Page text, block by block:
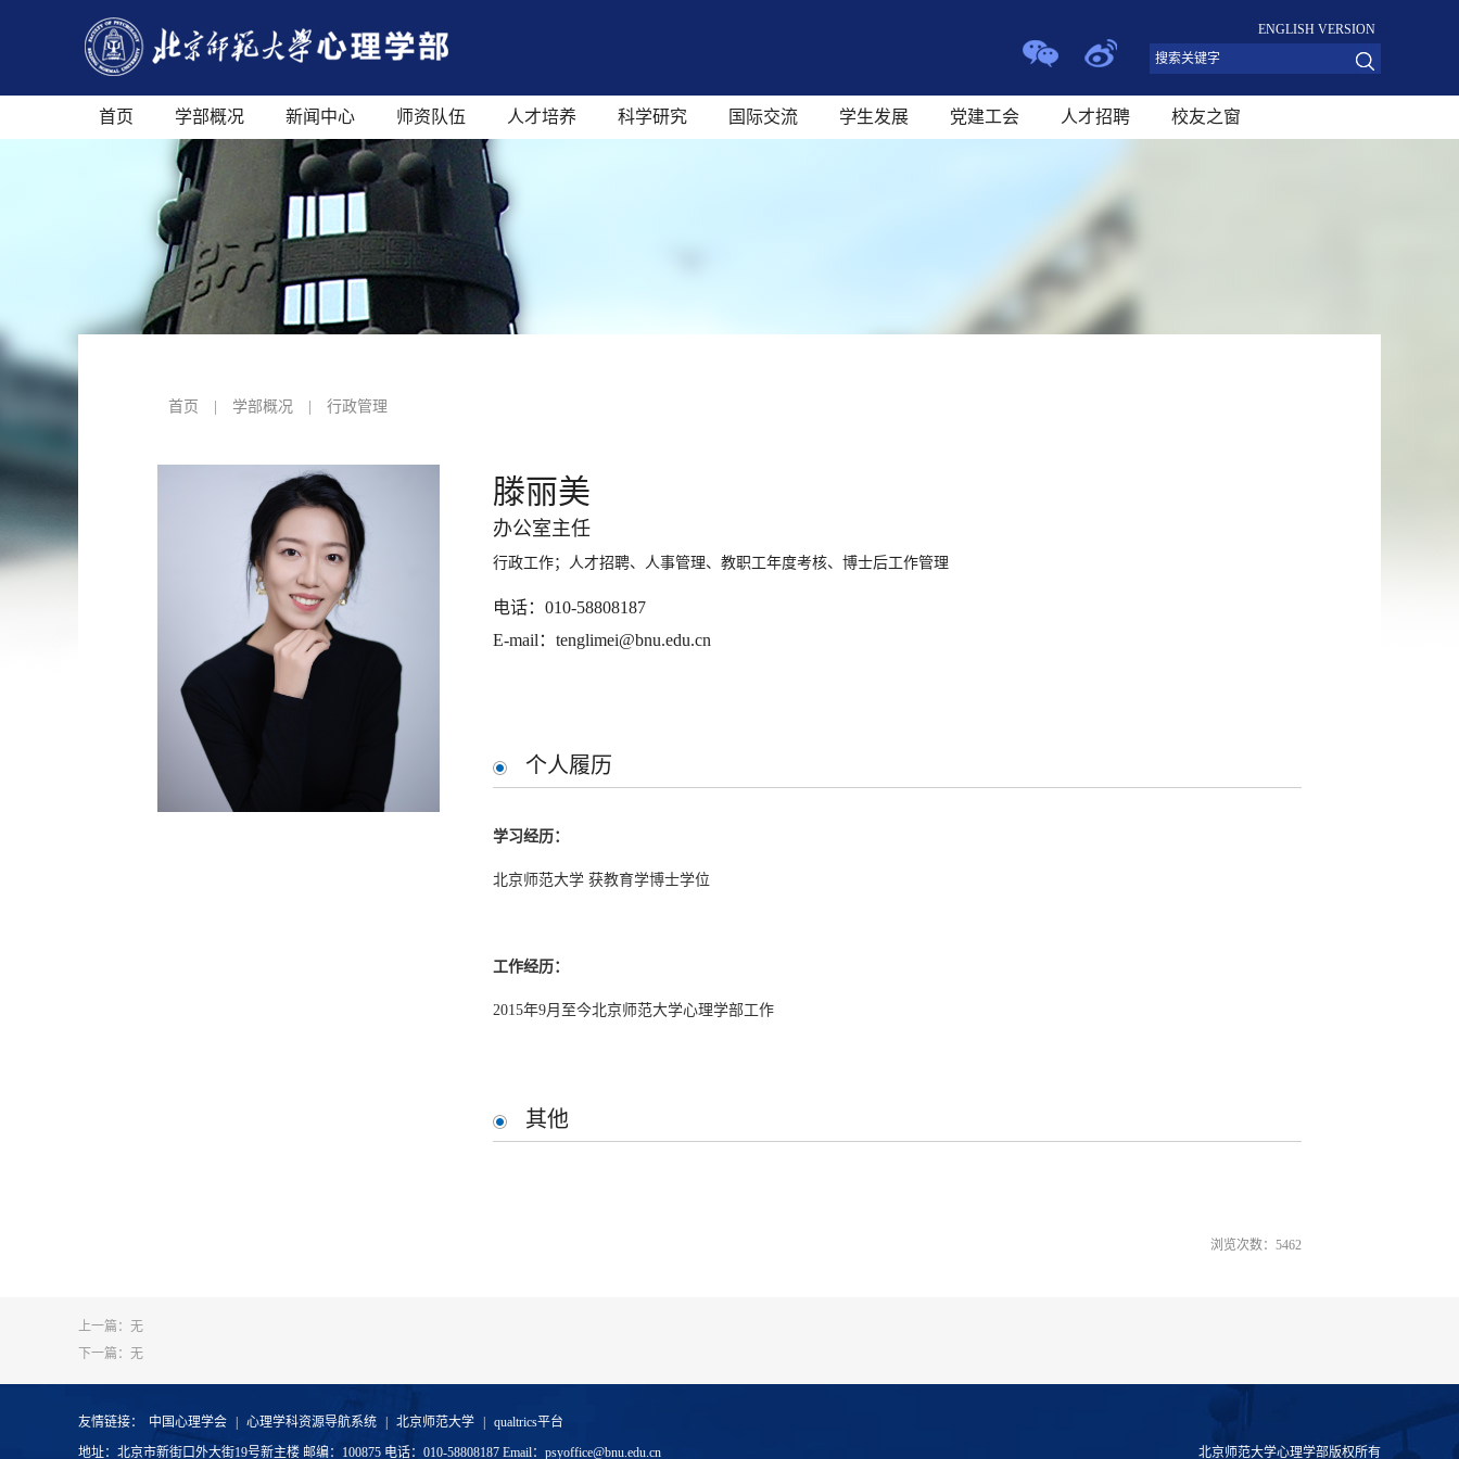
ENGLISH VERSION
首页 学部概况 新闻中心 师资队伍 人才培养 科学研究 国际交流 学生发展 党建工会 人才招聘 校友之窗
首页 学部概况 行政管理
滕丽美
办公室主任
行政工作；人才招聘、人事管理、教职工年度考核、博士后工作管理
电话：010-58808187
E-mail：tenglimei@bnu.edu.cn
个人履历
学习经历：
北京师范大学 获教育学博士学位
工作经历：
2015年9月至今北京师范大学心理学部工作
其他
浏览次数： 5462
上一篇：无
下一篇：无
友情链接： 中国心理学会 心理学科资源导航系统 北京师范大学
qualtrics平台
地址：北京市新街口外大街19号新主楼 邮编：100875 电话：010-58808187 Email：psyoffice@bnu.edu.cn
北京师范大学心理学部版权所有